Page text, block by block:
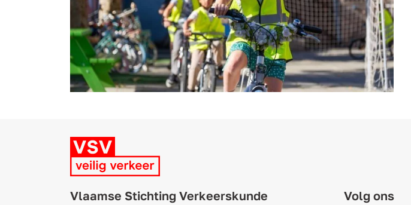
Vlaamse Stichting Verkeerskunde Volg ons